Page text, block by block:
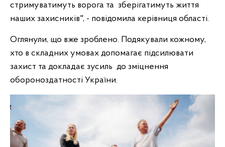
стримуватимуть ворога та зберігатимуть життя
наших захисників", - повідомила керівниця області.
Оглянули, що вже зроблено. Подякували кожному,
хто в складних умовах допомагає підсилювати
захист та докладає зусиль до зміцнення
обороноздатності України.